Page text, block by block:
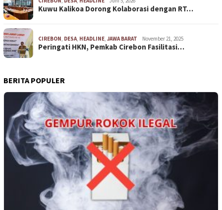
Kuwu Kalikoa Dorong Kolaborasi dengan RT…
CIREBON, DESA, HEADLINE, JAWA BARAT November 21, 2025
Peringati HKN, Pemkab Cirebon Fasilitasi…
BERITA POPULER